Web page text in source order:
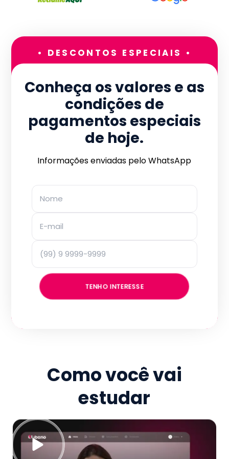
• DESCONTOS ESPECIAIS •
Conheça os valores e as
condições de
pagamentos especiais
de hoje.
Informações enviadas pelo WhatsApp
TENHO INTERESSE
Como você vai
estudar